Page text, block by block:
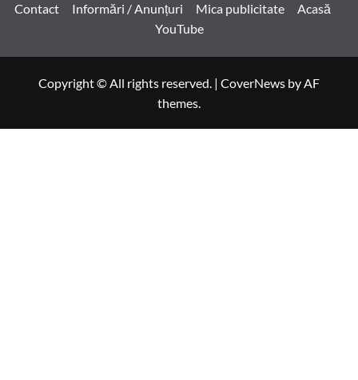
Contact Informări / Anunțuri Mica publicitate
Acasă
YouTube
Copyright © All rights reserved. | CoverNews by AF
themes.